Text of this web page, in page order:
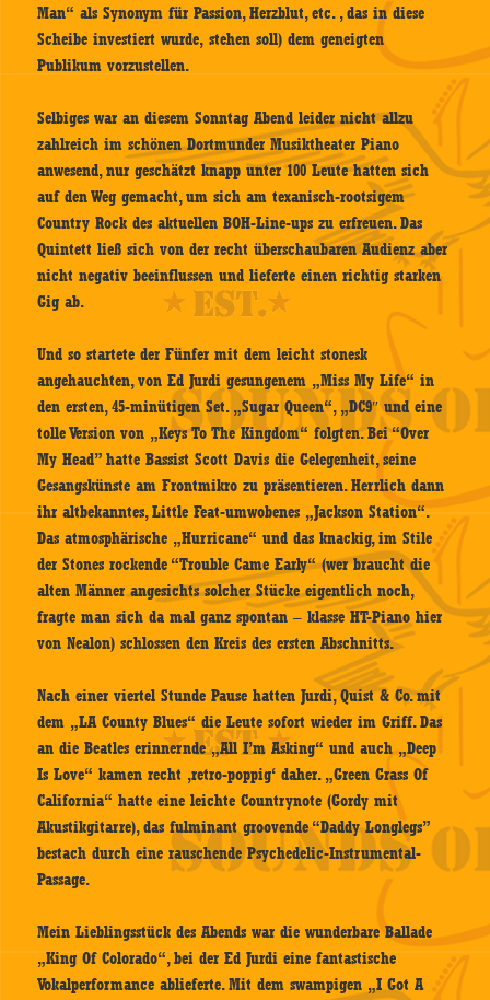
Man“ als Synonym für Passion, Herzblut, etc. , das in diese
Scheibe investiert wurde, stehen soll) dem geneigten
Publikum vorzustellen.
Selbiges war an diesem Sonntag Abend leider nicht allzu
zahlreich im schönen Dortmunder Musiktheater Piano
anwesend, nur geschätzt knapp unter 100 Leute hatten sich
auf den Weg gemacht, um sich am texanisch-rootsigem
Country Rock des aktuellen BOH-Line-ups zu erfreuen. Das
Quintett ließ sich von der recht überschaubaren Audienz aber
nicht negativ beeinflussen und lieferte einen richtig starken
Gig ab.
Und so startete der Fünfer mit dem leicht stonesk
angehauchten, von Ed Jurdi gesungenem „Miss My Life“ in
den ersten, 45-minütigen Set. „Sugar Queen“, „DC9″ und eine
tolle Version von „Keys To The Kingdom“ folgten. Bei “Over
My Head” hatte Bassist Scott Davis die Gelegenheit, seine
Gesangskünste am Frontmikro zu präsentieren. Herrlich dann
ihr altbekanntes, Little Feat-umwobenes „Jackson Station“.
Das atmosphärische „Hurricane“ und das knackig, im Stile
der Stones rockende “Trouble Came Early“ (wer braucht die
alten Männer angesichts solcher Stücke eigentlich noch,
fragte man sich da mal ganz spontan – klasse HT-Piano hier
von Nealon) schlossen den Kreis des ersten Abschnitts.
Nach einer viertel Stunde Pause hatten Jurdi, Quist & Co. mit
dem „LA County Blues“ die Leute sofort wieder im Griff. Das
an die Beatles erinnernde „All I’m Asking“ und auch „Deep
Is Love“ kamen recht ‚retro-poppig‘ daher. „Green Grass Of
California“ hatte eine leichte Countrynote (Gordy mit
Akustikgitarre), das fulminant groovende “Daddy Longlegs”
bestach durch eine rauschende Psychedelic-Instrumental-
Passage.
Mein Lieblingsstück des Abends war die wunderbare Ballade
„King Of Colorado“, bei der Ed Jurdi eine fantastische
Vokalperformance ablieferte. Mit dem swampigen „I Got A